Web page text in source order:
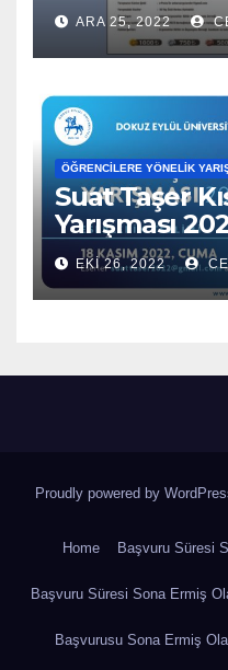
ARA 25, 2022
ÖĞRENCILERE YÖNELIK
Suat Taşer
Yarışması
EKI 26, 2022
Proudly powered by
Home Başvuru Süresi
Başvuru Süresi Sona Ermiş
Başvurusu Sona Ermiş